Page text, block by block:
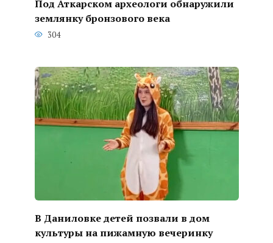
Под Аткарском археологи обнаружили
землянку бронзового века
304
В Даниловке детей позвали в дом
культуры на пижамную вечеринку